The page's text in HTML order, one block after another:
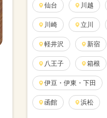
仙台 川越
川崎 立川
軽井沢 新宿
八王子 箱根
伊豆・伊東・下田
函館 浜松